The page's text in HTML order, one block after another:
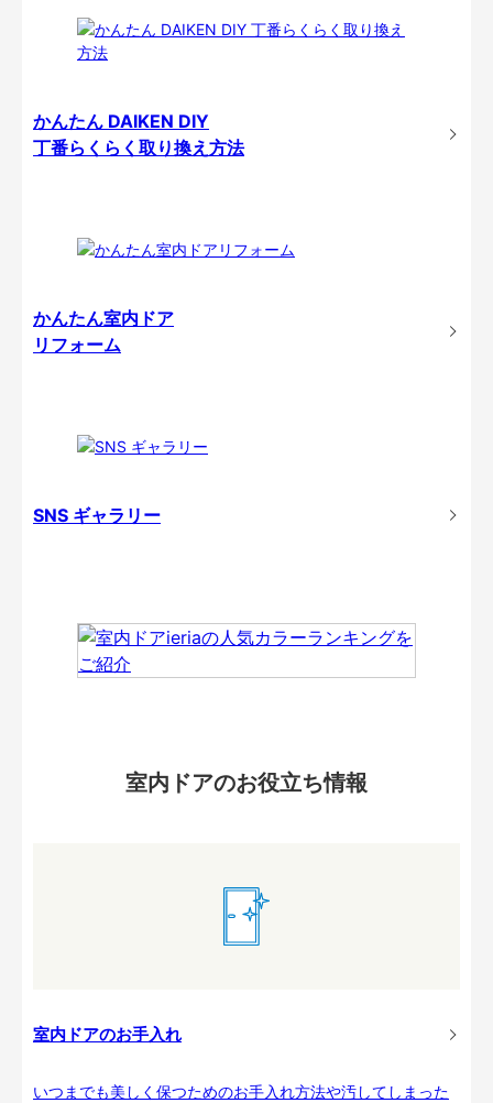
かんたん DAIKEN DIY
丁番らくらく取り換え方法
かんたん室内ドア
リフォーム
SNS ギャラリー
室内ドアのお役立ち情報
室内ドアのお手入れ
いつまでも美しく保つためのお手入れ方法や汚してしまった